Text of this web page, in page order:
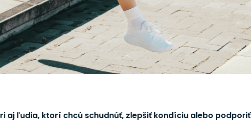
aj ľudia, ktorí chcú schudnúť, zlepšiť kondíciu alebo podporiť